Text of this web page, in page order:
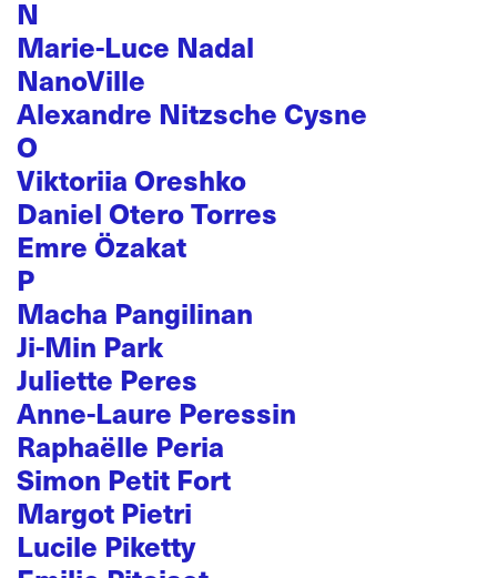
N
Marie-Luce Nadal
NanoVille
Alexandre Nitzsche Cysne
O
Viktoriia Oreshko
Daniel Otero Torres
Emre Özakat
P
Macha Pangilinan
Ji-Min Park
Juliette Peres
Anne-Laure Peressin
Raphaëlle Peria
Simon Petit Fort
Margot Pietri
Lucile Piketty